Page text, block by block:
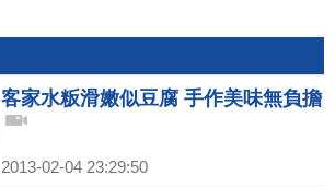
客家水粄滑嫩似豆腐 手作美味無負擔
2013-02-04 23:29:50